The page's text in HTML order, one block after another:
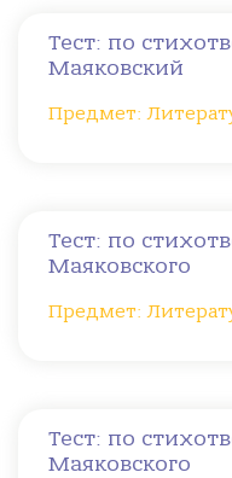
Тест: по
Маяковский
Предмет:
Тест: по
Маяковского
Предмет:
Тест: по
Маяковского